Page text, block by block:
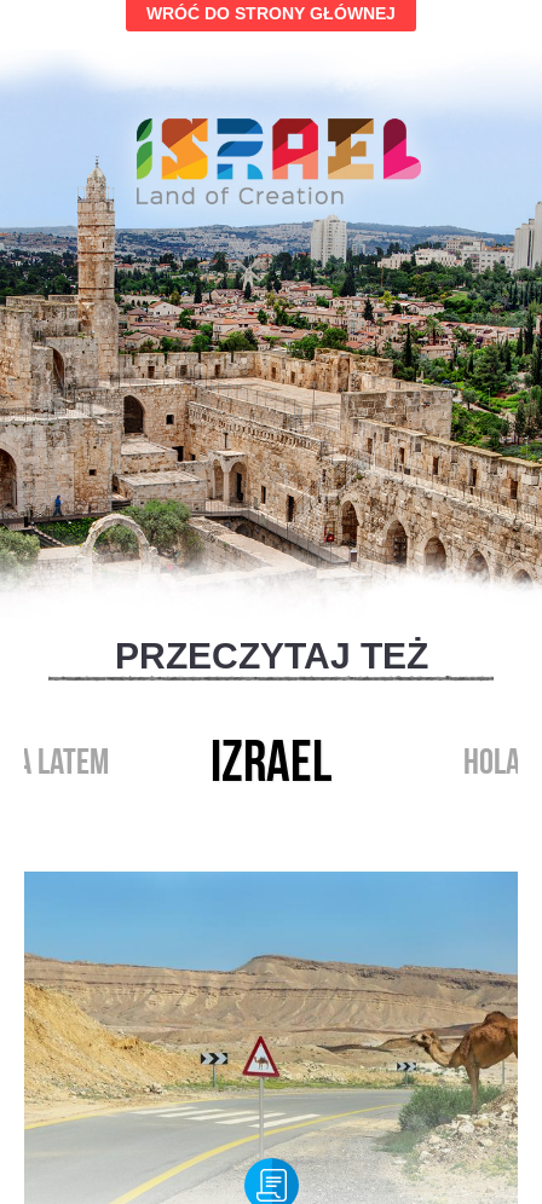
WRÓĆ DO STRONY GŁÓWNEJ
PRZECZYTAJ TEŻ
LATEM IZRAEL